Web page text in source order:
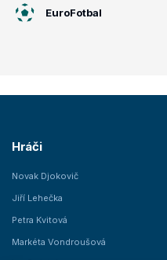
EuroFotbal
Hráči
Novak Djokovič
Jiří Lehečka
Petra Kvitová
Markéta Vondroušová